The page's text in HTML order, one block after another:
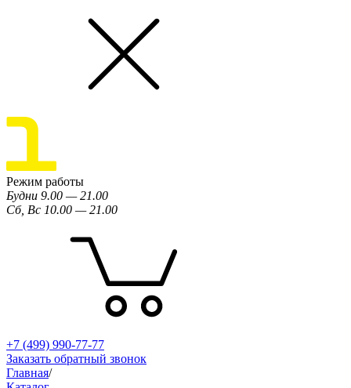
Режим работы
Будни 9.00 — 21.00
Сб, Вс 10.00 — 21.00
+7 (499) 990-77-77
Заказать обратный звонок
Главная/